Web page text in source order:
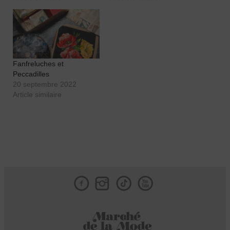
Fanfreluches et
Peccadilles
20 septembre 2022
Article similaire